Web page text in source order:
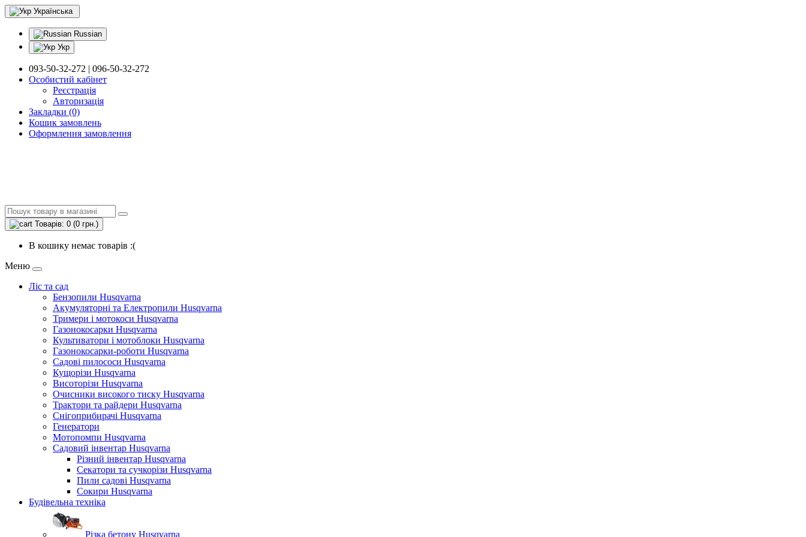
Українська
Russian
Укр
093-50-32-272 | 096-50-32-272
Особистий кабінет
Реєстрація
Авторизація
Закладки (0)
Кошик замовлень
Оформлення замовлення
Товарів: 0 (0 грн.)
В кошику немає товарів :(
Меню
Ліс та сад
Бензопили Husqvarna
Акумуляторні та Електропили Husqvarna
Тримери і мотокоси Husqvarna
Газонокосарки Husqvarna
Культиватори і мотоблоки Husqvarna
Газонокосарки-роботи Husqvarna
Садові пилососи Husqvarna
Кущорізи Husqvarna
Висоторізи Husqvarna
Очисники високого тиску Husqvarna
Трактори та райдери Husqvarna
Снігоприбирачі Husqvarna
Генератори
Мотопомпи Husqvarna
Садовий інвентар Husqvarna
Різний інвентар Husqvarna
Секатори та сучкорізи Husqvarna
Пили садові Husqvarna
Сокири Husqvarna
Будівельна техніка
Різка бетону Husqvarna